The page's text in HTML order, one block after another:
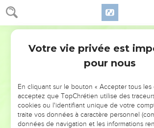
NE MANQUEZ PAS
DE L’ANNÉE !
ET SI LEURS ERREURS POUVAIENT
VOTRES ?
Votre vie privée est
pour nous
En cliquant sur le bouton « Accepter tous les
acceptez que TopChrétien utilise des
cookies ou l'identifiant unique de votre
traite vos données à caractère personnel
données de navigation et les informations